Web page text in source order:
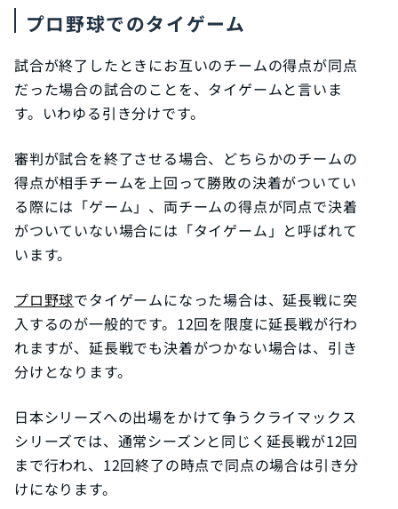
プロ野球でのタイゲーム
試合が終了したときにお互いのチームの得点が同点
だった場合の試合のことを、タイゲームと言いま
す。いわゆる引き分けです。
審判が試合を終了させる場合、どちらかのチームの
得点が相手チームを上回って勝敗の決着がついてい
る際には「ゲーム」、両チームの得点が同点で決着
がついていない場合には「タイゲーム」と呼ばれて
います。
プロ野球でタイゲームになった場合は、延長戦に突
入するのが一般的です。12回を限度に延長戦が行わ
れますが、延長戦でも決着がつかない場合は、引き
分けとなります。
日本シリーズへの出場をかけて争うクライマックス
シリーズでは、通常シーズンと同じく延長戦が12回
まで行われ、12回終了の時点で同点の場合は引き分
けになります。